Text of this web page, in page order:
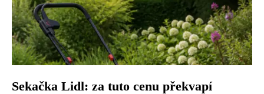
Sekačka Lidl: za tuto cenu překvapí